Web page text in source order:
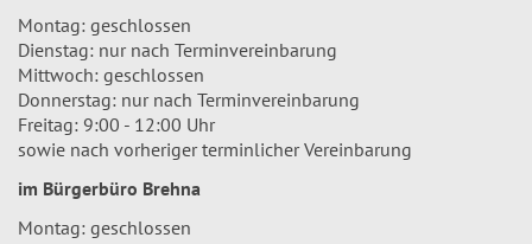
Montag: geschlossen
Dienstag: nur nach Terminvereinbarung
Mittwoch: geschlossen
Donnerstag: nur nach Terminvereinbarung
Freitag: 9:00 - 12:00 Uhr
sowie nach vorheriger terminlicher Vereinbarung
im Bürgerbüro Brehna
Montag: geschlossen